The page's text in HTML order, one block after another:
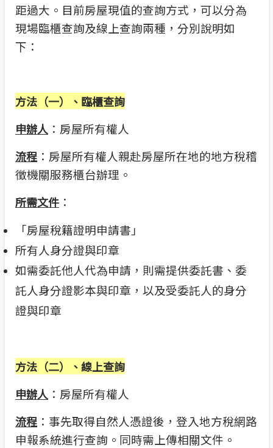
距過大。目前房屋現值的查詢方式，可以分為
現場臨櫃查詢及線上查詢兩種，分別說明如
下：
方法（一）、臨櫃查詢
申辦人 ：房屋所有權人
流程 ：房屋所有權人親赴房屋所在地的地方稅稽
徵機關服務櫃台辦理。
所需文件 ：
「房屋稅籍證明申請書」
所有人身分證與印章
如需委託他人代為申請，則需提供委託書、委
託人身分證影本與印章，以及受委託人的身分
證與印章
方法（二）、線上查詢
申辦人 ：房屋所有權人
流程 ：事先取得自然人憑證後，登入地方稅網路
申報系統進行查詢。同時需上傳相關文件。